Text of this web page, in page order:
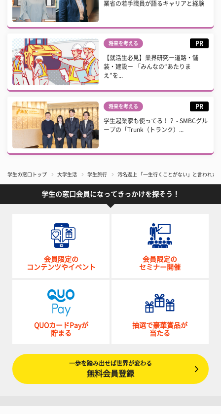
業省の若手職員が語るキャリアと経験
将来を考える PR
【就活生必見】業界研究ー道路・舗
装・建設ー 「みんなの“あたりま
え”を...
将来を考える PR
学生起業家も使ってる！？ - SMBCグル
ープの「Trunk（トランク）...
学生の窓口トップ 大学生活 学生旅行 汚名返上 「一生行くことがない」と言われた
学生の窓口会員になってきっかけを探そう！
会員限定の
コンテンツやイベント
会員限定の
セミナー開催
QUOカードPayが
貯まる
抽選で豪華賞品が
当たる
一歩を踏み出せば世界が変わる
無料会員登録